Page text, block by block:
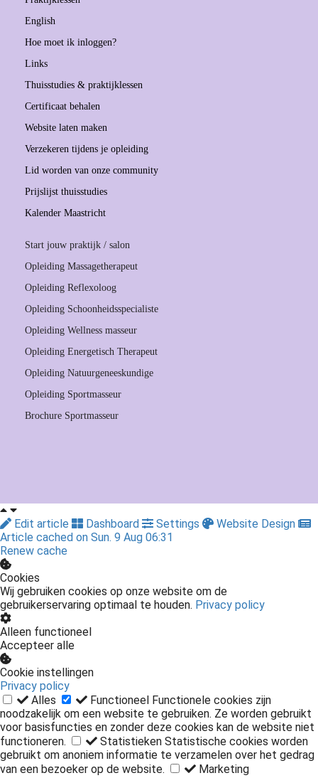
English
Hoe moet ik inloggen?
Links
Thuisstudies & praktijklessen
Certificaat behalen
Website laten maken
Verzekeren tijdens je opleiding
Lid worden van onze community
Prijslijst thuisstudies
Kalender Maastricht
Start jouw praktijk / salon
Opleiding Massagetherapeut
Opleiding Reflexoloog
Opleiding Schoonheidsspecialiste
Opleiding Wellness masseur
Opleiding Energetisch Therapeut
Opleiding Natuurgeneeskundige
Opleiding Sportmasseur
Brochure Sportmasseur
Edit article Dashboard Settings
Website Design
Article cached on Sun. 9 Aug 06:31
Renew cache
Cookies
Wij gebruiken cookies op onze website om de
gebruikerservaring optimaal te houden. Privacy policy
Alleen functioneel
Accepteer alle
Cookie instellingen
Privacy policy
Alles
Functioneel Functionele cookies zijn
noodzakelijk om een website te gebruiken. Ze worden gebruikt
voor basisfuncties en zonder deze cookies kan de website niet
functioneren.
Statistieken Statistische cookies worden
gebruikt om anoniem informatie te verzamelen over het gedrag
van een bezoeker op de website.
Marketing